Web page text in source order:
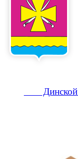
Динской